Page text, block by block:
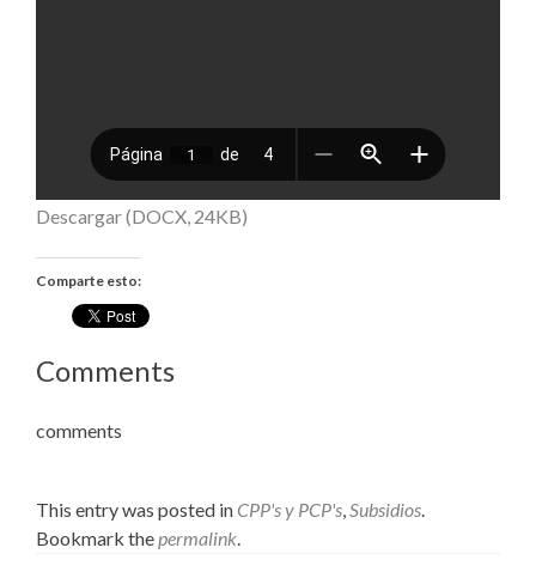
Descargar (DOCX, 24KB)
Comparte esto:
Comments
comments
This entry was posted in CPP's y PCP's,Subsidios.
Bookmark thepermalink.